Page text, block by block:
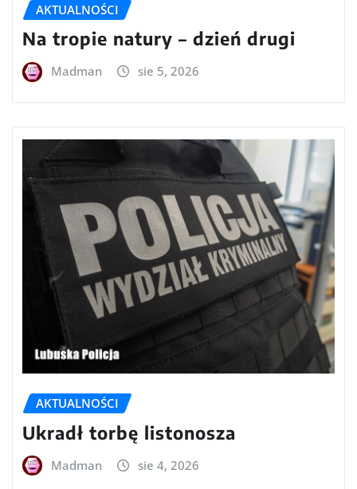
AKTUALNOŚCI
Na tropie natury – dzień drugi
Madman sie 5, 2026
AKTUALNOŚCI
Ukradł torbę listonosza
Madman sie 4, 2026